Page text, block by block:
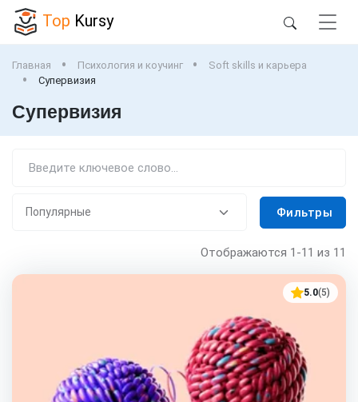
Top Kursy
Главная Психология и коучинг
Soft skills и карьера
Супервизия
Супервизия
Фильтры
Отображаются 1-11 из 11
5.0(5)